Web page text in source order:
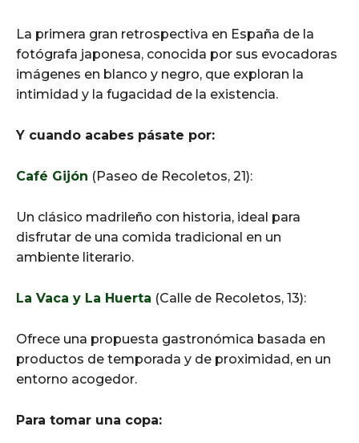
La primera gran retrospectiva en España de la
fotógrafa japonesa, conocida por sus evocadoras
imágenes en blanco y negro, que exploran la
intimidad y la fugacidad de la existencia.
Y cuando acabes pásate por:
Café Gijón (Paseo de Recoletos, 21):
Un clásico madrileño con historia, ideal para
disfrutar de una comida tradicional en un
ambiente literario.​
La Vaca y La Huerta (Calle de Recoletos, 13):
Ofrece una propuesta gastronómica basada en
productos de temporada y de proximidad, en un
entorno acogedor.​
Para tomar una copa: